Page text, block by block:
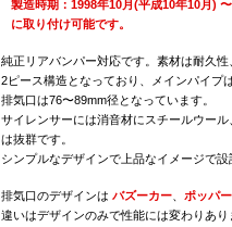
製造時期：1998年10月(平成10年10月)
に取り付け可能です。
純正リアバンパー対応です。素材は耐久
2ピース構造となっており、メインパイプ
排気口は76〜89mm径となっています。
サイレンサーには消音材にスチールウー
は抜群です。
シンプルなデザインで上品なイメージで
排気口のデザインは バズーカー
ポッパー
違いはデザインのみで性能には変わりあ